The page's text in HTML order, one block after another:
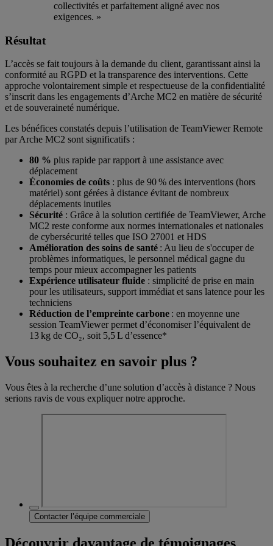
collectivités et parfaitement aligné avec nos
exigences. »
Résultat
L’accès se fait toujours à la demande du client, garantissant ainsi la
conformité au RGPD et la transparence des interventions. Cette
approche volontairement simple et respectueuse de la confidentialité
s’inscrit dans les engagements d’Arche MC2 en matière de sécurité
et de souveraineté numérique.
Les bénéfices constatés depuis l’utilisation de TeamViewer Remote
par Arche MC2 sont significatifs :
80 % plus rapide par rapport à une assistance avec
déplacement
Économies de coûts : plus de 90 % des interventions (hors
matériel) sont gérées à distance évitant de nombreux
déplacements inutiles
Sécurité : Grâce à la solution certifiée de TeamViewer, Arche
MC2 reste conforme aux normes internationales et nationales
de cybersécurité telles que ISO 27001 et HDS
Amélioration des soins de santé : Au lieu de s'occuper de
problèmes informatiques, le personnel médical gagne du
temps pour mieux accompagner les patients
Expérience utilisateur fluide : simplicité de prise en main
pour les utilisateurs, support immédiat et sans latence pour les
techniciens
Réduction de l’empreinte carbone : en moyenne une
session TeamViewer permet d’économiser l’équivalent de
13 kg de CO₂, soit 5,5 L d’essence*
Vous souhaitez en savoir plus ?
Vous êtes à la recherche d’une solution d’accès à distance ? Nous
serions ravis de vous expliquer notre approche.
Contacter l’équipe commerciale